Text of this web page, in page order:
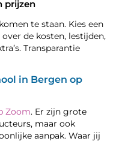
prijzen
te staan. Kies een
de kosten, lestijden,
Transparantie
in Bergen op
Zoom. Er zijn grote
maar ook
aanpak. Waar jij